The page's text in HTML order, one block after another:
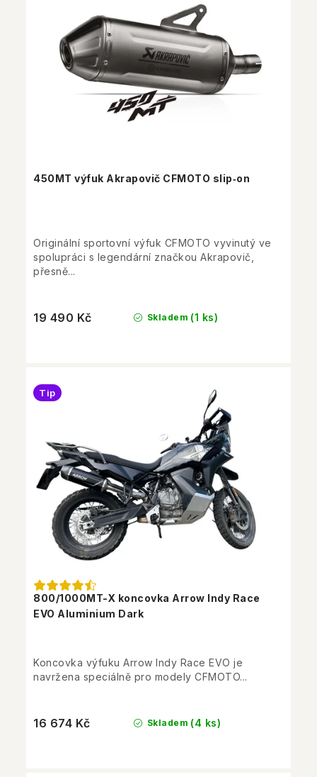
450MT výfuk Akrapovič CFMOTO slip‑on
Skladem (1 ks)
19 490 Kč
Originální sportovní výfuk CFMOTO vyvinutý ve
spolupráci s legendární značkou Akrapovič,
přesně...
800/1000MT-X koncovka Arrow Indy Race
EVO Aluminium Dark
Tip
Skladem (4 ks)
16 674 Kč
Koncovka výfuku Arrow Indy Race EVO je
navržena speciálně pro modely CFMOTO...